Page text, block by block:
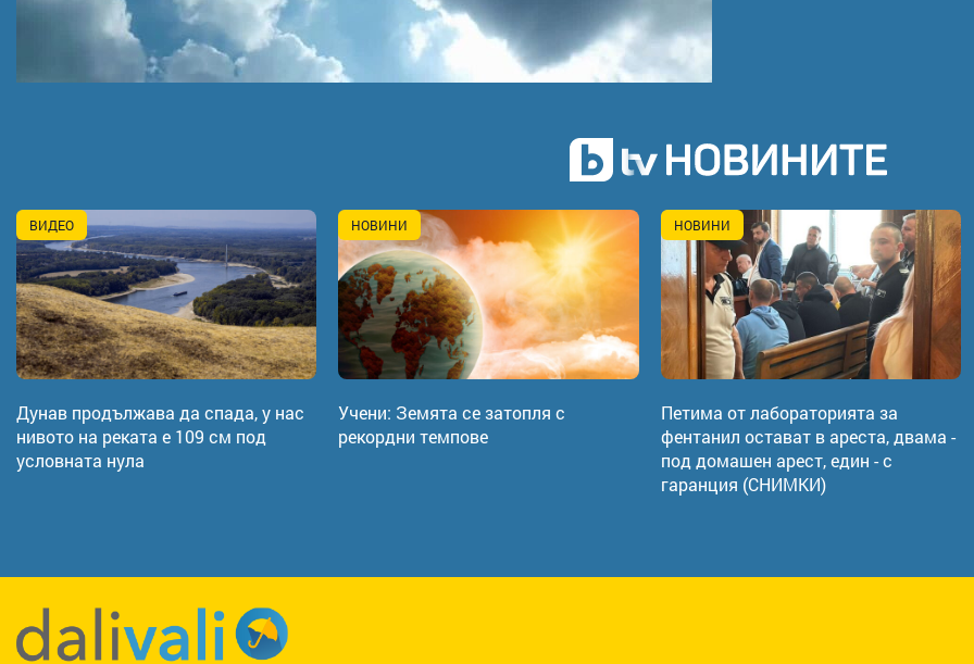
ВИДЕО
Дунав продължава да спада, у нас
нивото на реката е 109 см под
условната нула
НОВИНИ
Учени: Земята се затопля с
рекордни темпове
НОВИНИ
Петима от лабораторията за
фентанил остават в ареста, двама -
под домашен арест, един - с
гаранция (СНИМКИ)